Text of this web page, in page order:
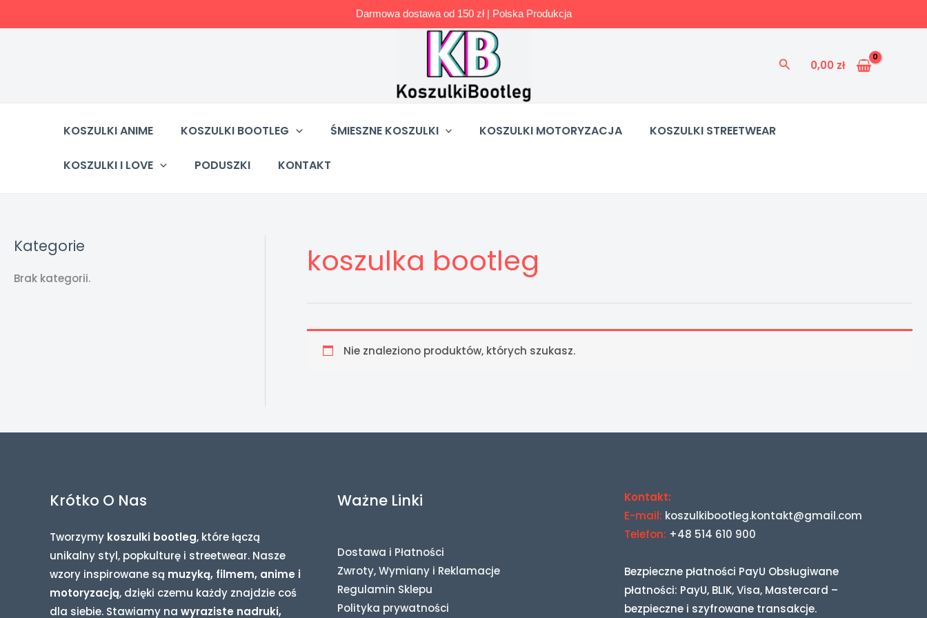
Darmowa dostawa od 150 zł | Polska Produkcja
Szukaj0,00 zł
KOSZULKI ANIME KOSZULKI BOOTLEG ŚMIESZNE KOSZULKI KOSZULKI MOTORYZACJA KOSZULKI STREETWEAR
KOSZULKI I LOVE PODUSZKI KONTAKT
Kategorie
Brak kategorii. koszulka bootleg
Nie znaleziono produktów, których szukasz.
Krótko O Nas
Tworzymy koszulki bootleg, które łączą
unikalny styl, popkulturę i streetwear. Nasze
wzory inspirowane są muzyką, filmem, anime i
motoryzacją, dzięki czemu każdy znajdzie coś
dla siebie. Stawiamy na wyraziste nadruki,
Ważne Linki
Dostawa i Płatności
Zwroty, Wymiany i Reklamacje
Regulamin Sklepu
Polityka prywatności
Kontakt:
E-mail: koszulkibootleg.kontakt@gmail.com
Telefon: +48 514 610 900
Bezpieczne płatności PayU Obsługiwane
płatności: PayU, BLIK, Visa, Mastercard –
bezpieczne i szyfrowane transakcje.